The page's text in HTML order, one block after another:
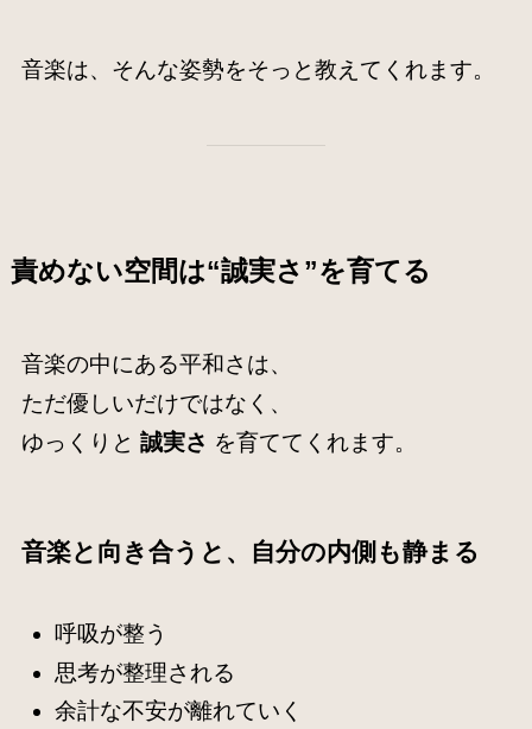
音楽は、そんな姿勢をそっと教えてくれます。
責めない空間は“誠実さ”を育てる
音楽の中にある平和さは、
ただ優しいだけではなく、
ゆっくりと 誠実さ を育ててくれます。
音楽と向き合うと、自分の内側も静まる
呼吸が整う
思考が整理される
余計な不安が離れていく